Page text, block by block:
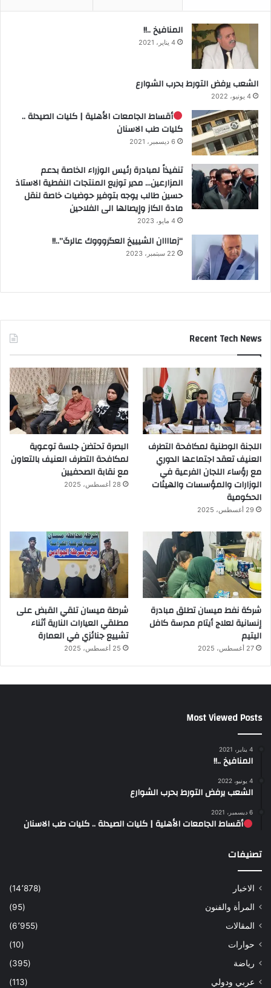
المنافيخ ..!!
4 يناير، 2021
الشعب يرفض التورط بحرب الشوارع
4 يونيو، 2022
أقساط الجامعات الأهلية | كليات الصيدلة ..
كليات طب الاسنان
6 ديسمبر، 2021
تنفيذاً لمبادرة رئيس الوزراء الخاصة بدعم
المزارعين… مدير توزيع المنتجات النفطية الاستاذ
حسين طالب يوجه بتوفير حوضيات خاصة لنقل
مادة الكاز وإيصالها الى الفلاحين
4 مايو، 2023
“زماااان الشيييخ العگروووك عالرگ”..!!
22 سبتمبر، 2023
Recent Tech News
اللجنة الوطنية لمكافحة التطرف
العنيف تعقد اجتماعها الدوري
مع رؤساء اللجان الفرعية في
الوزارات والمؤسسات والهيئات
الحكومية
29 أغسطس، 2025
البصرة تحتضن جلسة توعوية
لمكافحة التطرف العنيف بالتعاون
مع نقابة الصحفيين
28 أغسطس، 2025
شركة نفط ميسان تطلق مبادرة
إنسانية لعلاج أيتام مدرسة كافل
اليتيم
27 أغسطس، 2025
شرطة ميسان تلقي القبض على
مطلقي العيارات النارية أثناء
تشييع جنائزي في العمارة
25 أغسطس، 2025
Most Viewed Posts
4 يناير، 2021
المنافيخ ..!!
4 يونيو، 2022
الشعب يرفض التورط بحرب الشوارع
6 ديسمبر، 2021
أقساط الجامعات الأهلية | كليات الصيدلة .. كليات طب الاسنان
تصنيفات
الاخبار
(14٬878)
المرأة والفنون
(95)
المقالات
(6٬955)
حوارات
(10)
رياضة
(395)
عربي ودولي
(113)